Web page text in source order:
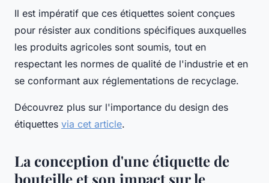
Il est impératif que ces étiquettes soient conçues
pour résister aux conditions spécifiques auxquelles
les produits agricoles sont soumis, tout en
respectant les normes de qualité de l'industrie et en
se conformant aux réglementations de recyclage.
Découvrez plus sur l'importance du design des
étiquettes via cet article.
La conception d'une étiquette de
bouteille et son impact sur le